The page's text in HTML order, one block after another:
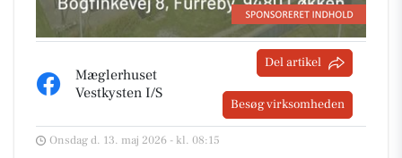
Mæglerhuset
Vestkysten I/S
Del artikel
Besøg virksomheden
Onsdag d. 13. maj 2026 - kl. 08:15